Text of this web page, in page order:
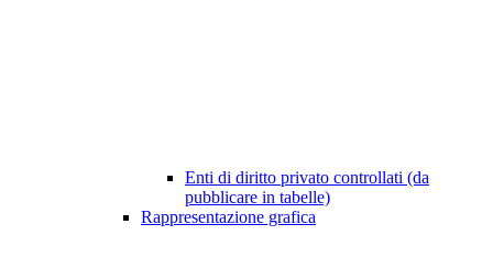
Enti di diritto privato controllati (da
pubblicare in tabelle)
Rappresentazione grafica